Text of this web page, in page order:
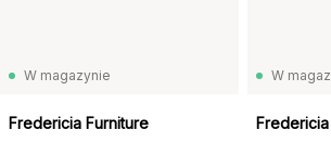
W magazynie
Fredericia Furniture
W